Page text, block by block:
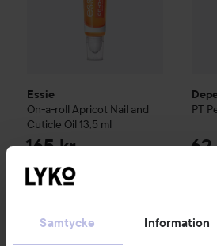
Samtycke Information
Essie
On-a-roll Apricot Nail and
Cuticle Oil 13,5 ml
165 kr
Rek. pris 169 kr
Rekommenderat pris 169 kr
PT
62